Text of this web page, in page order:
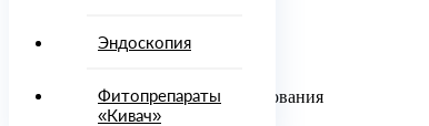
Эндоскопия
Фитопрепараты
«Кивач»
Консультация врача, отдел бронирования